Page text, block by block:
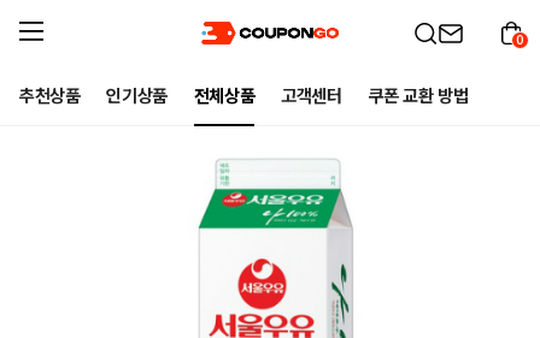
추천상품 인기상품 전체상품 고객센터 쿠폰 교환 방법
0